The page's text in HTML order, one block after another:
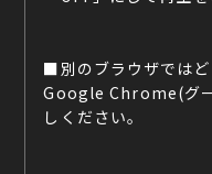
■別のブラウザではど
Google Chrome(グ
しください。